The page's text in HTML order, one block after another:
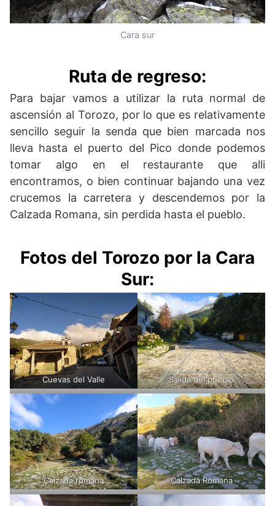
Cara sur
Ruta de regreso:
Para bajar vamos a utilizar la ruta normal de
ascensión al Torozo, por lo que es relativamente
sencillo seguir la senda que bien marcada nos
lleva hasta el puerto del Pico donde podemos
tomar algo en el restaurante que alli
encontramos, o bien continuar bajando una vez
crucemos la carretera y descendemos por la
Calzada Romana, sin perdida hasta el pueblo.
Fotos del Torozo por la Cara
Sur:
Cuevas del Valle Salida del pueblo
Calzada romana Calzada Romana